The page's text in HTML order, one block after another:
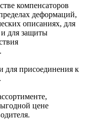
компенсаторов
деформаций,
описаниях, для
и для защиты
присоединения к
цене